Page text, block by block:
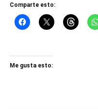
Comparte esto:
Me gusta esto: